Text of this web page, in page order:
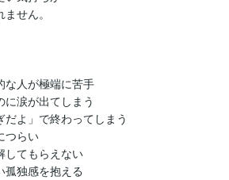
せん。
な人が極端に苦手
に涙が出てしまう
だよ」で終わってしまう
つらい
してもらえない
孤独感を抱える